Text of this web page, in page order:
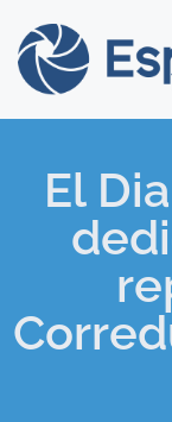
El